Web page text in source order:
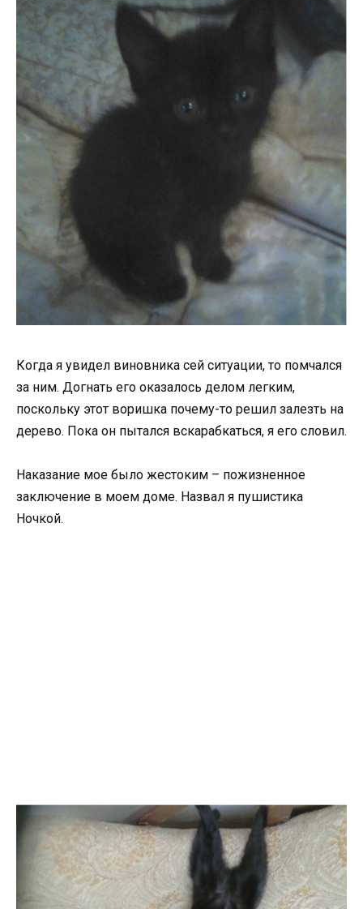
Когда я увидел виновника сей ситуации, то помчался
за ним. Догнать его оказалось делом легким,
поскольку этот воришка почему-то решил залезть на
дерево. Пока он пытался вскарабкаться, я его словил.
Наказание мое было жестоким – пожизненное
заключение в моем доме. Назвал я пушистика
Ночкой.